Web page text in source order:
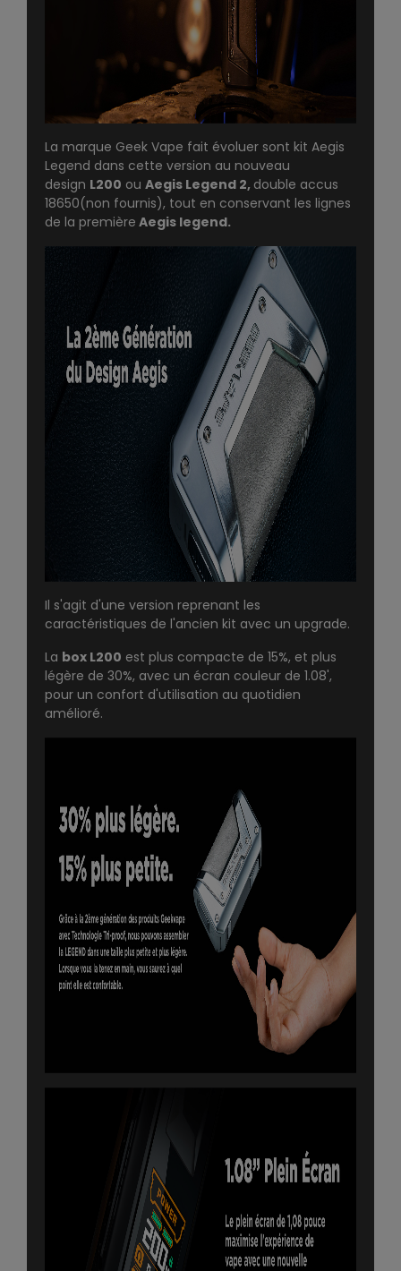
La marque Geek Vape fait évoluer sont kit Aegis
Legend dans cette version au nouveau
design L200 ou Aegis Legend 2, double accus
18650(non fournis), tout en conservant les lignes
de la première Aegis legend.
Il s'agit d'une version reprenant les
caractéristiques de l'ancien kit avec un upgrade.
La box L200 est plus compacte de 15%, et plus
légère de 30%, avec un écran couleur de 1.08',
pour un confort d'utilisation au quotidien
amélioré.